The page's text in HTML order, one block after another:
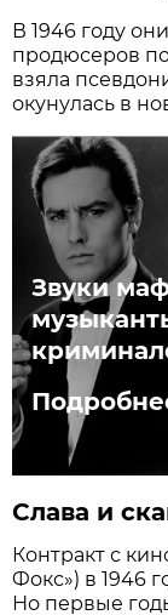
В 1946 году
продюсеров
взяла
окунулась в
Звуки
Слава и
Контракт с
Фокс») в 1946
Но первые